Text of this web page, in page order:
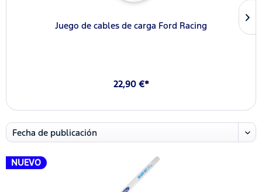
Juego de cables de carga Ford Racing
22,90 €*
NUEVO